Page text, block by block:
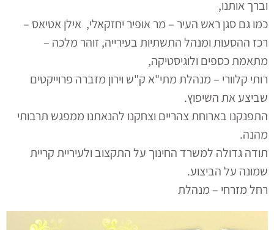
וברך אותנו,
כמו גם סגן ראש העיר – מר אופיר יחזקאלי, אילן אטיאס –
רכז ההסעות ומנהל התשתיות בעירייה, זוהר מלכה –
מתאמת כספים ולוגיסטיקה,
רותי קלוורי – מנהלת מתי"א ק"ש וירון מזברה פרוייקטים
שביצע את השיפוץ.
התפנקנו בארוחת צהריים וצחקנו להנאתנו ממפגש תרבותי
מהנה.
תודה גדולה למשרד החינוך על התקצוב ולעיריית קריית
שמונה על הביצוע.
רחל מזרחי – מנהלת